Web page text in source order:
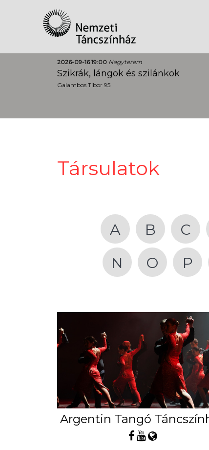
2026-09-16 19:00 Nagyterem
Szikrák, lángok és szilánkok
Galambos Tibor 95
Társulatok
A B C
N
O P
Argentin Tangó